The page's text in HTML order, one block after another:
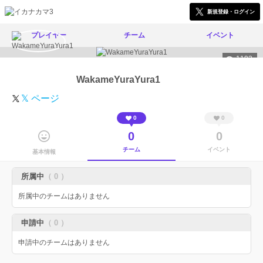
新規登録・ログイン
プレイヤー チーム イベント
1193
WakameYuraYura1
𝕏 ページ
基本情報
0
0
チーム
0
0
イベント
所属中 （ 0 ）
所属中のチームはありません
申請中 （ 0 ）
申請中のチームはありません